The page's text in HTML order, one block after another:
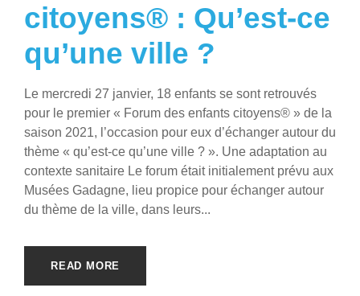
citoyens® : Qu’est-ce
qu’une ville ?
Le mercredi 27 janvier, 18 enfants se sont retrouvés
pour le premier « Forum des enfants citoyens® » de la
saison 2021, l’occasion pour eux d’échanger autour du
thème « qu’est-ce qu’une ville ? ». Une adaptation au
contexte sanitaire Le forum était initialement prévu aux
Musées Gadagne, lieu propice pour échanger autour
du thème de la ville, dans leurs...
READ MORE